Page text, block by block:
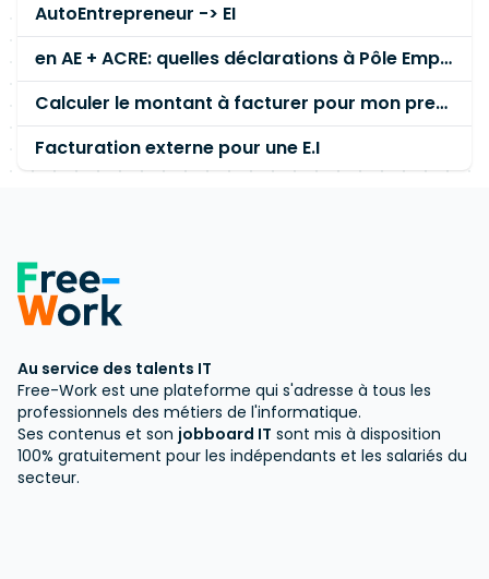
AutoEntrepreneur -> EI
en AE + ACRE: quelles déclarations à Pôle Emploi?
Calculer le montant à facturer pour mon premier devis
Facturation externe pour une E.I
Au service des talents IT
Free-Work est une plateforme qui s'adresse à tous les
professionnels des métiers de l'informatique.
Ses contenus et son jobboard IT sont mis à disposition
100% gratuitement pour les indépendants et les salariés du
secteur.